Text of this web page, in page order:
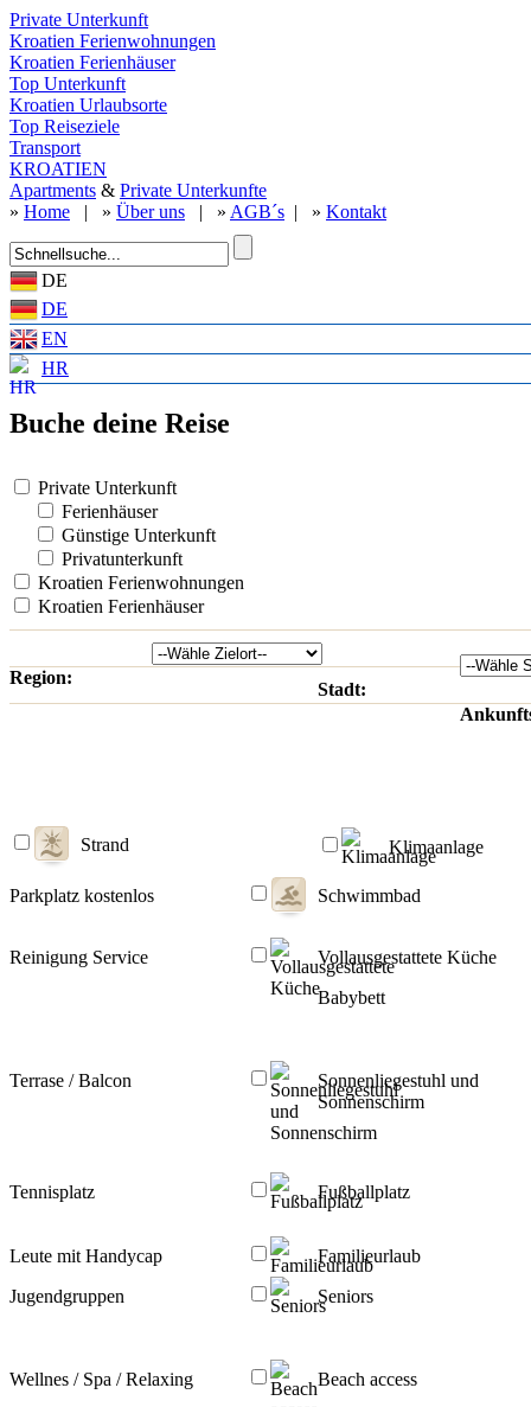
Private Unterkunft
Kroatien Ferienwohnungen
Kroatien Ferienhäuser
Top Unterkunft
Kroatien Urlaubsorte
Top Reiseziele
Transport
KROATIEN
Apartments & Private Unterkunfte
» Home | » Über uns | » AGB´s | » Kontakt
DE
DE
EN
HR
Buche deine Reise
Private Unterkunft
Ferienhäuser
Günstige Unterkunft
Privatunterkunft
Kroatien Ferienwohnungen
Kroatien Ferienhäuser
Region:
Stadt:
Strand Klimaanlage
Parkplatz kostenlos Schwimmbad
Reinigung Service
Vollausgestattete Küche
Babybett
Terrase / Balcon
Sonnenliegestuhl und
Sonnenschirm
Tennisplatz Fußballplatz
Leute mit Handycap
Familieurlaub
Jugendgruppen
Seniors
Wellnes / Spa / Relaxing
Beach access